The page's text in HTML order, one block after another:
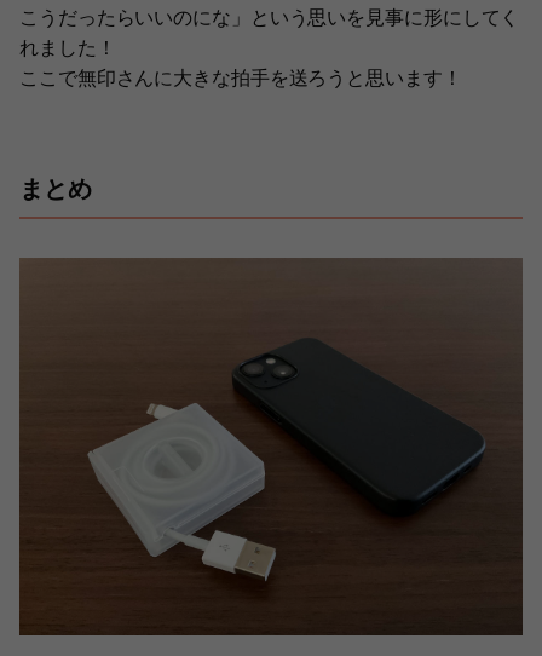
こうだったらいいのにな」という思いを見事に形にしてく
れました！
ここで無印さんに大きな拍手を送ろうと思います！
まとめ